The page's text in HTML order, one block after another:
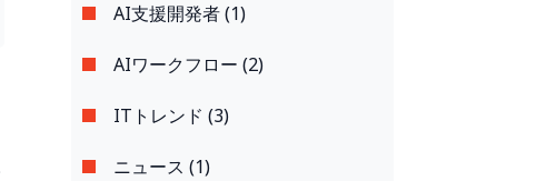
AI支援開発者 (1)
AIワークフロー (2)
ITトレンド (3)
ニュース (1)